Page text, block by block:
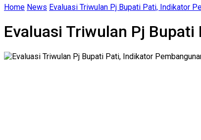
Home News Evaluasi Triwulan Pj Bupati Pati, Indikator
Evaluasi Triwulan Pj